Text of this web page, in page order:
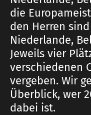
die
den Herren
Niederlande,
Jeweils vier
verschiedenen
vergeben. Wir
Überblick, wer
dabei ist.